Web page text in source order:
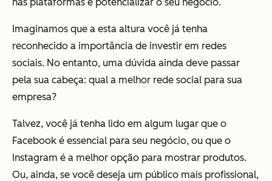
Imaginamos que a esta altura você já tenha
reconhecido a importância de investir em redes
sociais. No entanto, uma dúvida ainda deve passar
pela sua cabeça: qual a melhor rede social para sua
empresa?
Talvez, você já tenha lido em algum lugar que o
Facebook é essencial para seu negócio, ou que o
Instagram é a melhor opção para mostrar produtos.
Ou, ainda, se você deseja um público mais profissional,